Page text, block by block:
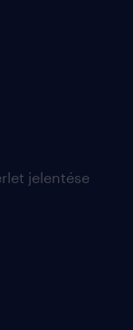
jelentése